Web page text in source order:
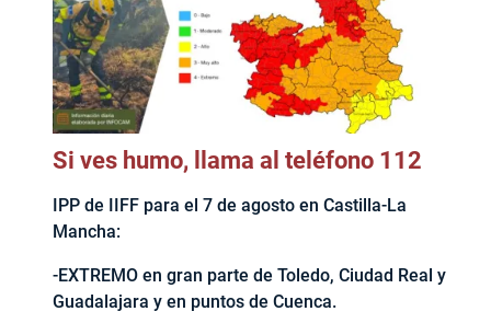
Si ves humo, llama al teléfono 112
IPP de IIFF para el 7 de agosto en Castilla-La
Mancha:
-EXTREMO en gran parte de Toledo, Ciudad Real y
Guadalajara y en puntos de Cuenca.